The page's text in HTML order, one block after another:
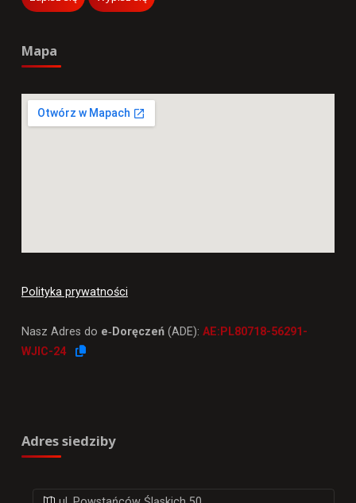
Mapa
Polityka prywatności
Nasz Adres do e‑Doręczeń(ADE): AE:PL80718-56291-
WJIC-24
Adres siedziby